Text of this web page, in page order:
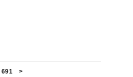
691 >